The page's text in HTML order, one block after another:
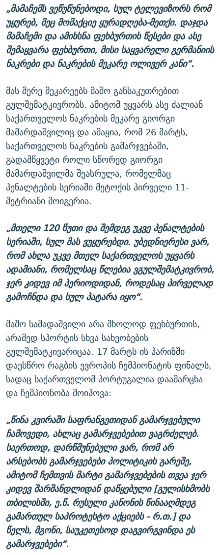
„მამაჩემს ვეწუწუნებოდი, სულ ტელევიზორს რომ
უყურებ, მეც მომაქციე ყურადღება-მეთქი. დაჯდა
მამაჩემი და ამიხსნა ფეხბურთის წესები და ასე
შემაყვარა ფეხბურთი, მისი საყვარელი გერმანიის
ნაკრები და ნაკრების მეკარე ოლივერ კანი“.
მას მერე მეკარეებს მაშო განსაკუთრებით
გულშემატკივრობს. ამიტომ უყვარს ასე ძალიან
საქართველოს ნაკრების მეკარე გიორგი
მამარდაშვილიც და ამაყია, რომ 26 მარტს,
საქართველოს ნაკრების გამარჯვებაში,
გადამწყვეტი როლი სწორედ გიორგი
მამარდაშვილმა შეასრულა, რომელმაც
პენალტების სერიაში მეტოქის პირველი 11-
მეტრიანი მოიგერია.
„მთელი 120 წუთი და შემდეგ უკვე პენალტების
სერიაში, სულ მას ვუყურებდი. უბედნიერესი ვარ,
რომ ახლა უკვე მთელ საქართველოს უყვარს
ადამიანი, რომელსაც წლებია ვგულშემატკივრობ,
ჯერ კიდევ იმ პერიოდიდან, როდესაც პირველად
გამოჩნდა და სულ პატარა იყო“.
მაშო სამადაშვილი არა მხოლოდ ფეხბურთის,
არამედ სპორტის სხვა სახეობების
გულშემატკივარიცაა. 17 მარტს ის პარიზში
დაესწრო რაგბის ევროპის ჩემპიონატის ფინალს,
სადაც საქართველომ პორტუგალია დაამარცხა
და ჩემპიონობა მოიპოვა:
„წინა კვირაში საფრანგეთიდან გამარჯვებული
ჩამოვედი, ახლაც გამარჯვებებით ვაგრძელებ.
საერთოდ, დარწმუნებული ვარ, რომ არ
არსებობს გამარჯვებები პოლიტიკის გარეშე,
ამიტომ ჩემთვის მარტი გამარჯვებების თვეა ჯერ
კიდევ შარშანდლიდან დაწყებული [გულისხმობს
თბილისში, ე.წ. რუსული კანონის წინააღმდეგ
გამართულ საპროტესტო აქციებს - რ.თ.] და
წელს, მგონი, საუკეთესოდ დაგვირგვინდა ეს
გამარჯვებები“.